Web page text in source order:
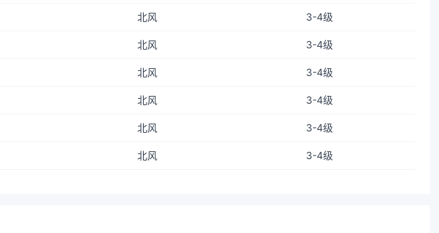
北风 3-4级
北风 3-4级
北风 3-4级
北风 3-4级
北风 3-4级
北风 3-4级